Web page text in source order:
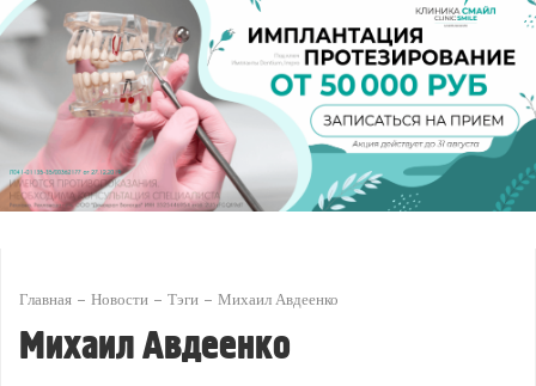
Главная Новости Тэги Михаил Авдеенко
Михаил Авдеенко